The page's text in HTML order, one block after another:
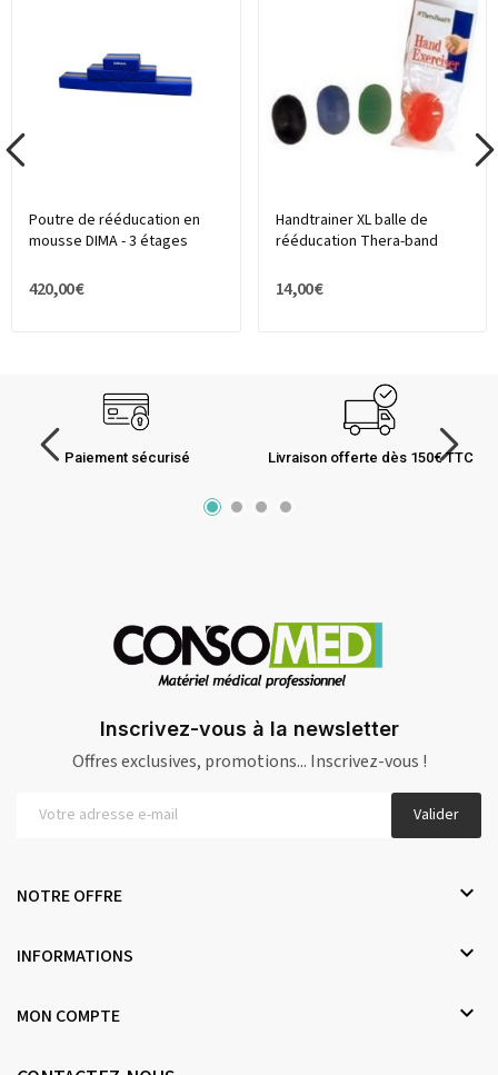
Poutre de rééducation en
mousse DIMA - 3 étages
420,00 €
Handtrainer XL balle de
rééducation Thera-band
14,00 €
Paiement sécurisé Livraison offerte dès 150€ TTC
Inscrivez-vous à la newsletter
Offres exclusives, promotions... Inscrivez-vous !
Valider
NOTRE OFFRE 
INFORMATIONS 
MON COMPTE 